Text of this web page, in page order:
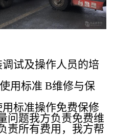
试及操作人员的培
用标准 B维修与保
标准操作免费保修
问题我方负责免费维
责所有费用，我方帮